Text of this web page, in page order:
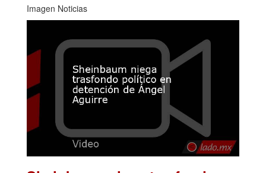
Imagen Noticias